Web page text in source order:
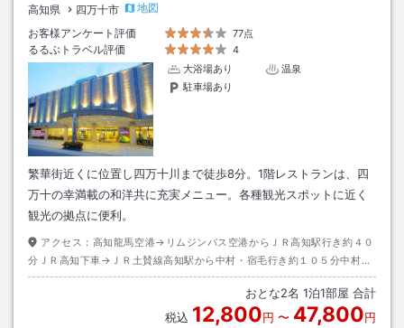
高知県 四万十市
地図
お客様アンケート評価
77点
るるぶトラベル評価
4
大浴場あり
温泉
駐車場あり
繁華街近くに位置し四万十川まで徒歩8分。1階レストランは、四
万十の幸満載の和洋共に充実メニュー。各種観光スポットに近く
観光の拠点に便利。
アクセス： 高知龍馬空港→リムジンバス空港からＪＲ高知駅行き約４０
分ＪＲ高知下車→ＪＲ土賛線高知駅から中村・宿毛行き約１０５分中村駅
下車→徒歩約２０分またはタクシー約７分
おとな2名 1泊1部屋 合計
税込 12,800円 〜 47,800円